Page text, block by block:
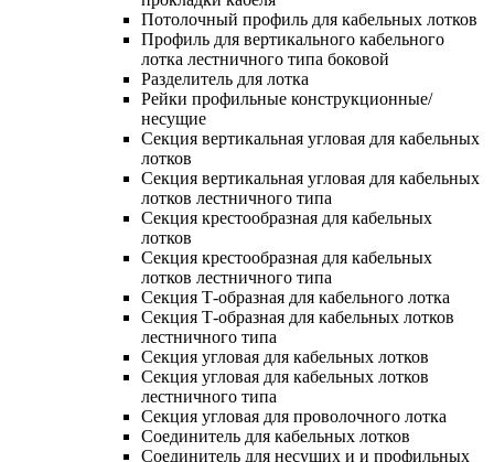
Потолочный профиль для кабельных лотков
Профиль для вертикального кабельного
лотка лестничного типа боковой
Разделитель для лотка
Рейки профильные конструкционные/
несущие
Секция вертикальная угловая для кабельных
лотков
Секция вертикальная угловая для кабельных
лотков лестничного типа
Секция крестообразная для кабельных
лотков
Секция крестообразная для кабельных
лотков лестничного типа
Секция Т-образная для кабельного лотка
Секция Т-образная для кабельных лотков
лестничного типа
Секция угловая для кабельных лотков
Секция угловая для кабельных лотков
лестничного типа
Секция угловая для проволочного лотка
Соединитель для кабельных лотков
Соединитель для несущих и и профильных